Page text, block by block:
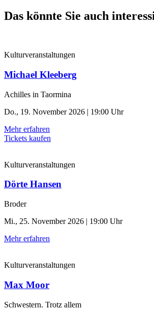
Das könnte Sie auch
Kulturveranstaltungen
Michael Kleeberg
Achilles in Taormina
Do., 19. November 2026 | 19:00 Uhr
Mehr erfahren
Tickets kaufen
Kulturveranstaltungen
Dörte Hansen
Broder
Mi., 25. November 2026 | 19:00 Uhr
Mehr erfahren
Kulturveranstaltungen
Max Moor
Schwestern. Trotz allem